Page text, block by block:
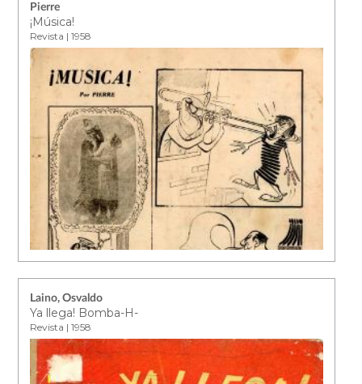
Pierre
¡Música!
Revista | 1958
Laino, Osvaldo
Ya llega! Bomba-H-
Revista | 1958